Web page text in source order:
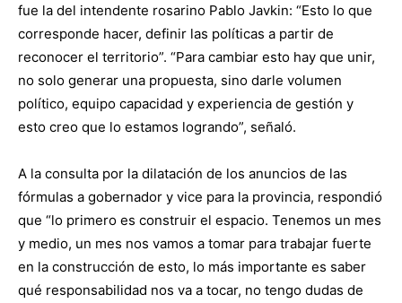
fue la del intendente rosarino Pablo Javkin: “Esto lo que
corresponde hacer, definir las políticas a partir de
reconocer el territorio”. “Para cambiar esto hay que unir,
no solo generar una propuesta, sino darle volumen
político, equipo capacidad y experiencia de gestión y
esto creo que lo estamos logrando”, señaló.
A la consulta por la dilatación de los anuncios de las
fórmulas a gobernador y vice para la provincia, respondió
que “lo primero es construir el espacio. Tenemos un mes
y medio, un mes nos vamos a tomar para trabajar fuerte
en la construcción de esto, lo más importante es saber
qué responsabilidad nos va a tocar, no tengo dudas de